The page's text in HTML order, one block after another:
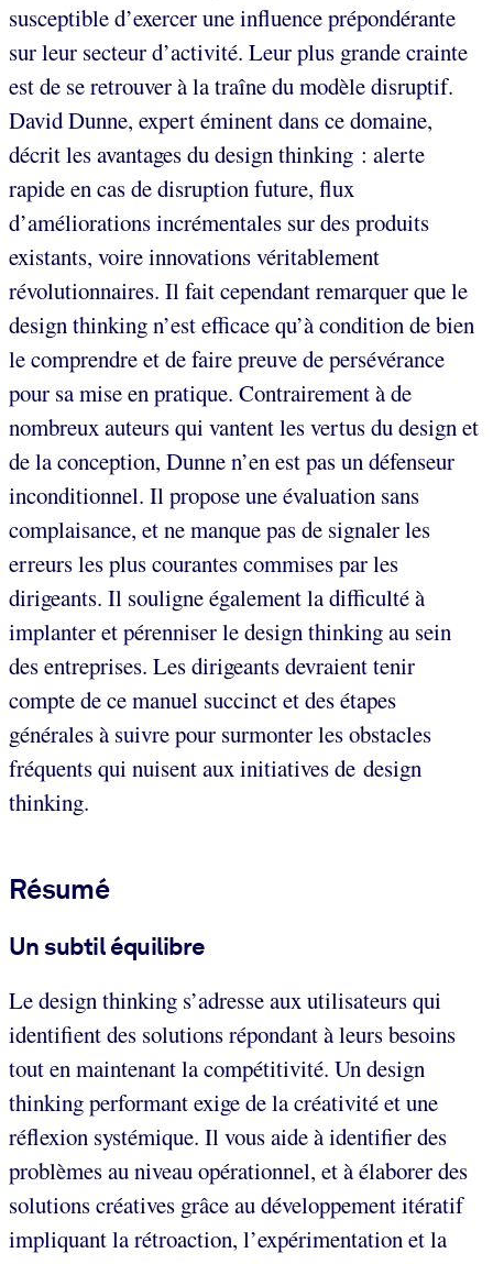
susceptible d’exercer une influence prépondérante
sur leur secteur d’activité. Leur plus grande crainte
est de se retrouver à la traîne du modèle disruptif.
David Dunne, expert éminent dans ce domaine,
décrit les avantages du design thinking : alerte
rapide en cas de disruption future, flux
d’améliorations incrémentales sur des produits
existants, voire innovations véritablement
révolutionnaires. Il fait cependant remarquer que le
design thinking n’est efficace qu’à condition de bien
le comprendre et de faire preuve de persévérance
pour sa mise en pratique. Contrairement à de
nombreux auteurs qui vantent les vertus du design et
de la conception, Dunne n’en est pas un défenseur
inconditionnel. Il propose une évaluation sans
complaisance, et ne manque pas de signaler les
erreurs les plus courantes commises par les
dirigeants. Il souligne également la difficulté à
implanter et pérenniser le design thinking au sein
des entreprises. Les dirigeants devraient tenir
compte de ce manuel succinct et des étapes
générales à suivre pour surmonter les obstacles
fréquents qui nuisent aux initiatives de design
thinking.
Résumé
Un subtil équilibre
Le design thinking s’adresse aux utilisateurs qui
identifient des solutions répondant à leurs besoins
tout en maintenant la compétitivité. Un design
thinking performant exige de la créativité et une
réflexion systémique. Il vous aide à identifier des
problèmes au niveau opérationnel, et à élaborer des
solutions créatives grâce au développement itératif
impliquant la rétroaction, l’expérimentation et la